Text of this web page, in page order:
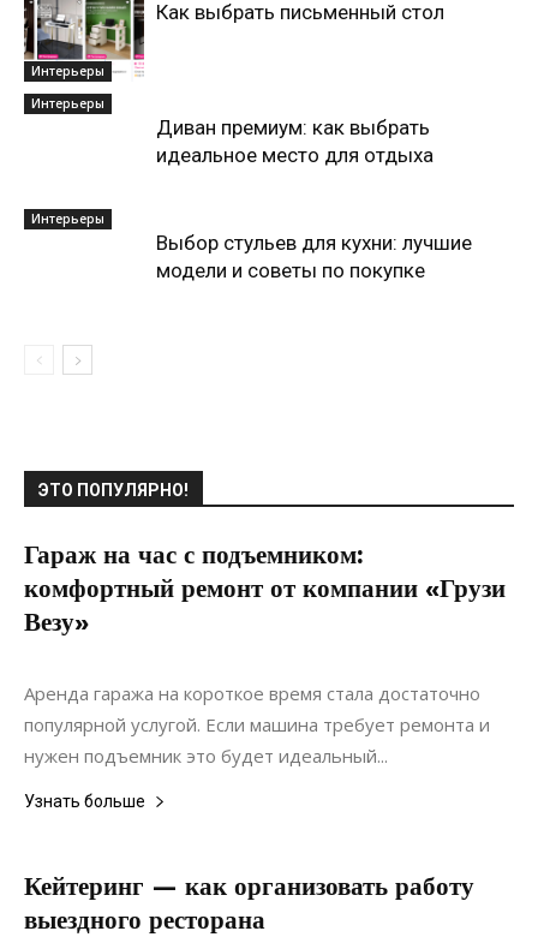
Интерьеры
Как выбрать письменный стол
Интерьеры
Диван премиум: как выбрать
идеальное место для отдыха
Интерьеры
Выбор стульев для кухни: лучшие
модели и советы по покупке
ЭТО ПОПУЛЯРНО!
Гараж на час с подъемником:
комфортный ремонт от компании «Грузи
Везу»
24.10.2021
Аренда гаража на короткое время стала достаточно
популярной услугой. Если машина требует ремонта и
нужен подъемник это будет идеальный...
Узнать больше
Кейтеринг — как организовать работу
выездного ресторана
12.12.2020